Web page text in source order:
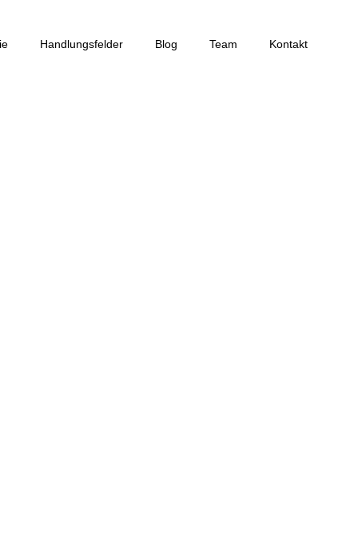
Handlungsfelder Blog Team Kontakt